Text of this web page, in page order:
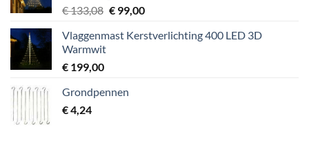
€133,08 Oorspronkelijke
was:
€99,00Huidige
is:
Vlaggenmast Kerstverlichting 400 LED 3D
Warmwit
€ 199,00
Grondpennen
€4,24